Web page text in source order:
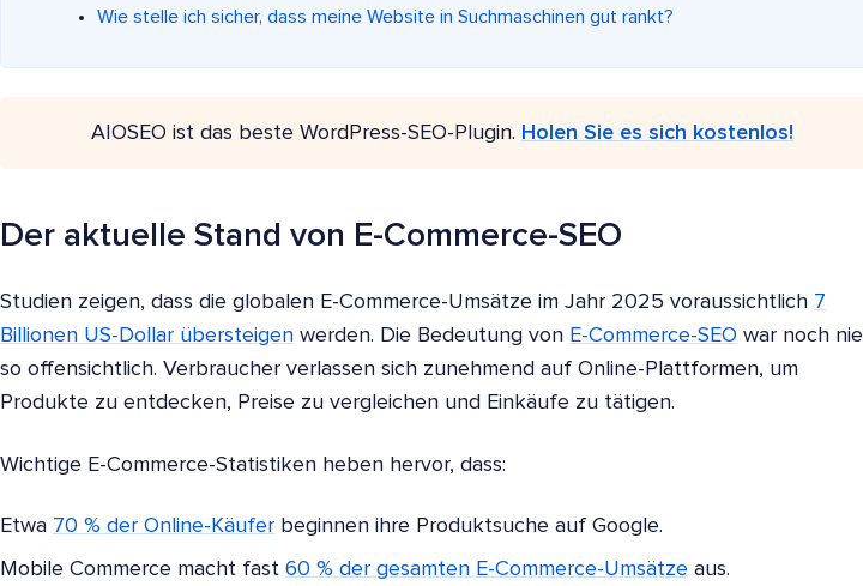
Wie stelle ich sicher, dass meine Website in Suchmaschinen gut rankt?
AIOSEO ist das beste WordPress-SEO-Plugin. Holen Sie es sich kostenlos!
Der aktuelle Stand von E-Commerce-SEO
Studien zeigen, dass die globalen E-Commerce-Umsätze im Jahr 2025 voraussichtlich 7
Billionen US-Dollar übersteigen werden. Die Bedeutung von E-Commerce-SEO war noch nie
so offensichtlich. Verbraucher verlassen sich zunehmend auf Online-Plattformen, um
Produkte zu entdecken, Preise zu vergleichen und Einkäufe zu tätigen.
Wichtige E-Commerce-Statistiken heben hervor, dass:
Etwa 70 % der Online-Käufer beginnen ihre Produktsuche auf Google.
Mobile Commerce macht fast 60 % der gesamten E-Commerce-Umsätze aus.